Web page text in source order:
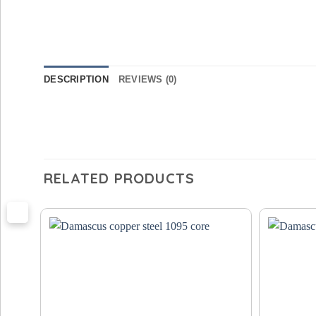
DESCRIPTION REVIEWS (0)
RELATED PRODUCTS